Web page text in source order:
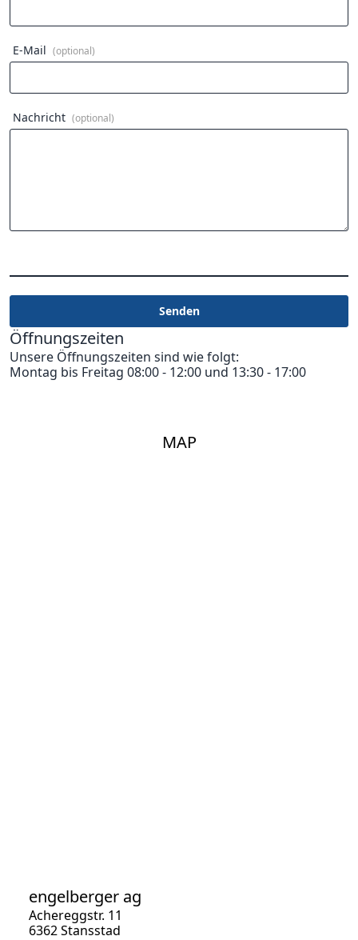
E-Mail (optional)
Nachricht (optional)
Senden
Öffnungszeiten
Unsere Öffnungszeiten sind wie folgt:
Montag bis Freitag 08:00 - 12:00 und 13:30 - 17:00
MAP
engelberger ag
Achereggstr. 11
6362 Stansstad